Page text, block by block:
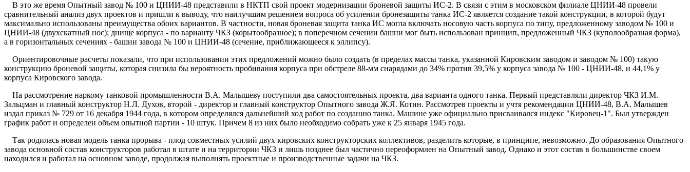
В это же время Опытный завод № 100 и ЦНИИ-48 представили в НКТП свой проект модернизации броневой защиты ИС-2. В связи с этим в московском филиале ЦНИИ-48 провели
сравнительный анализ двух проектов и пришли к выводу, что наилучшим решением вопроса об усилении бронезащиты танка ИС-2 является создание такой конструкции, в которой будут
максимально использованы преимущества обоих вариантов. В частности, новая броневая защита танка ИС могла включать носовую часть корпуса по типу, предложенному заводом № 100 и
ЦНИИ-48 (двухскатный нос); днище корпуса - по варианту ЧКЗ (корытообразное); в поперечном сечении башни мог быть использован принцип, предложенный ЧКЗ (куполообразная форма),
а в горизонтальных сечениях - башни завода № 100 и ЦНИИ-48 (сечение, приближающееся к эллипсу).
Ориентировочные расчеты показали, что при использовании этих предложений можно было создать (в пределах массы танка, указанной Кировским заводом и заводом № 100) такую
конструкцию броневой защиты, которая снизила бы вероятность пробивания корпуса при обстреле 88-мм снарядами до 34% против 39,5% у корпуса завода № 100 - ЦНИИ-48, и 44,1% у
корпуса Кировского завода.
На рассмотрение наркому танковой промышленности В.А. Малышеву поступили два самостоятельных проекта, два варианта одного танка. Первый представляли директор ЧКЗ И.М.
Зальцман и главный конструктор Н.Л. Духов, второй - директор и главный конструктор Опытного завода Ж.Я. Котин. Рассмотрев проекты и учтя рекомендации ЦНИИ-48, В.А. Малышев
издал приказ № 729 от 16 декабря 1944 года, в котором определялся дальнейший ход работ по созданию танка. Машине уже официально присваивался индекс "Кировец-1". Был утвержден
график работ и определен объем опытной партии - 10 штук. Причем 8 из них было необходимо собрать уже к 25 января 1945 года.
Так родилась новая модель танка прорыва - плод совместных усилий двух кировских конструкторских коллективов, разделить которые, в принципе, невозможно. До образования Опытного
завода основной состав конструкторов работал в штате и на территории ЧКЗ и лишь позднее был частично переоформлен на Опытный завод. Однако и этот состав в большинстве своем
находился и работал на основном заводе, продолжая выполнять проектные и производственные задачи на ЧКЗ.